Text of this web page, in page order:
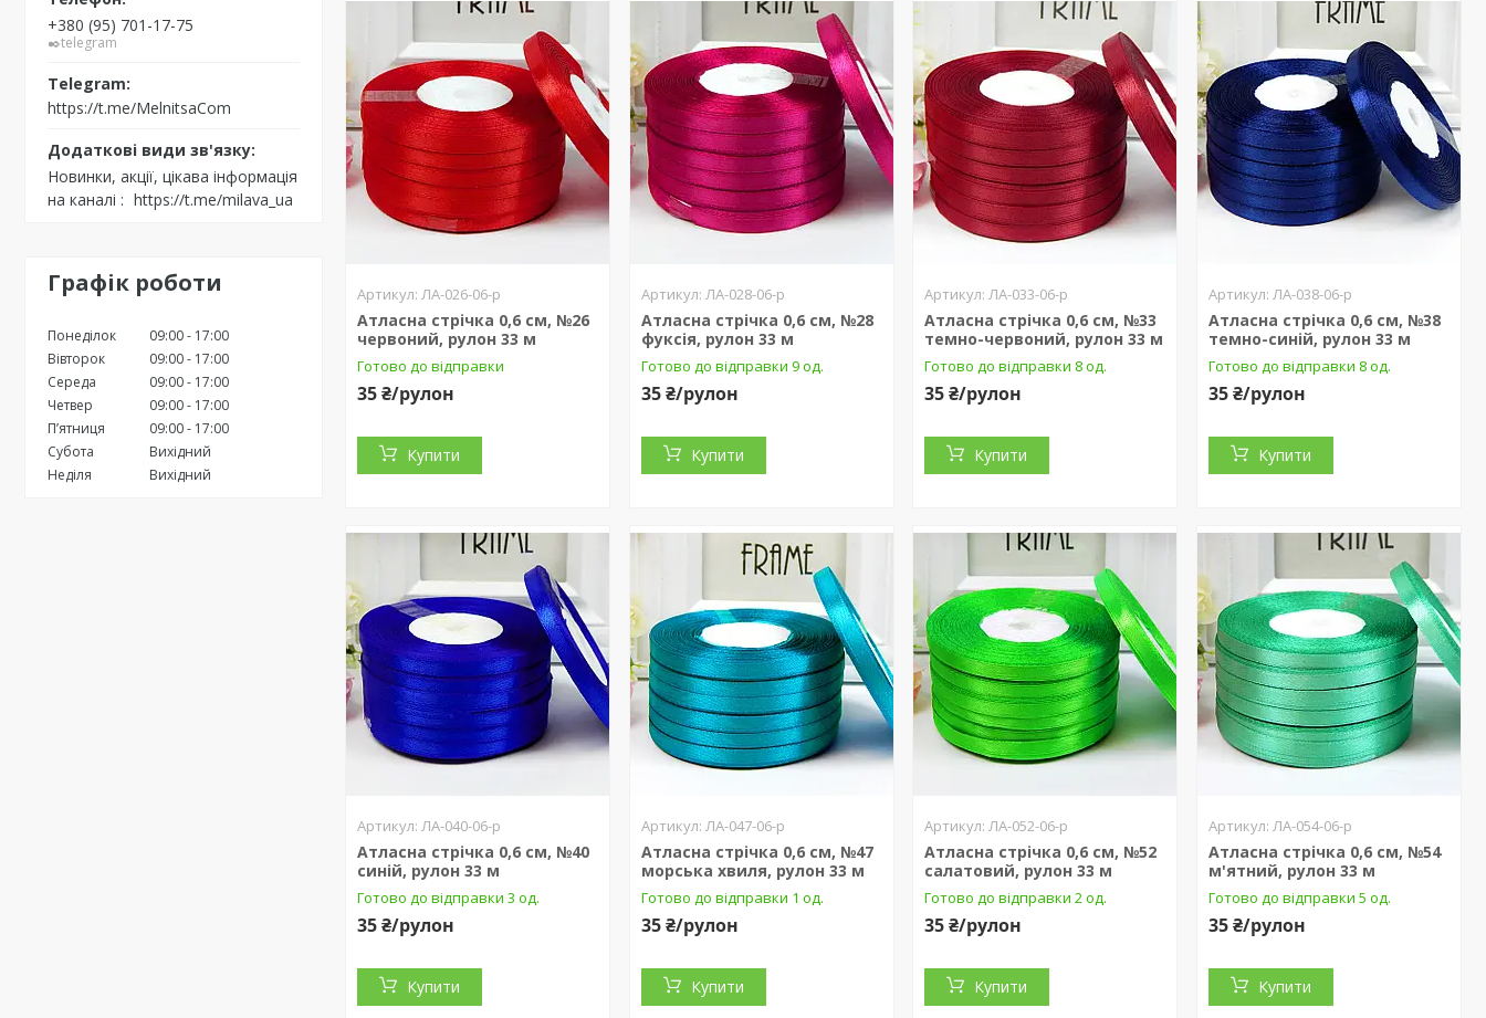
+380 (95) 701-17-75
✒️telegram
https://t.me/MelnitsaCom
Новинки, акції, цікава інформація
на каналі
https://t.me/milava_ua
Графік роботи
Понеділок 09:00
17:00
Вівторок
09:00
17:00
Середа
09:00
17:00
Четвер
09:00
17:00
Пʼятниця
09:00
17:00
Субота
Вихідний
Неділя
Вихідний
ЛА-026-06-р
Атласна стрічка 0,6 см, №26
червоний, рулон 33 м
Готово до відправки
35 ₴/рулон
Купити
ЛА-028-06-р
Атласна стрічка 0,6 см, №28
фуксія, рулон 33 м
Готово до відправки 9 од.
35 ₴/рулон
Купити
ЛА-033-06-р
Атласна стрічка 0,6 см, №33
темно-червоний, рулон 33 м
Готово до відправки 8 од.
35 ₴/рулон
Купити
ЛА-038-06-р
Атласна стрічка 0,6 см, №38
темно-синій, рулон 33 м
Готово до відправки 8 од.
35 ₴/рулон
Купити
ЛА-040-06-р
Атласна стрічка 0,6 см, №40
синій, рулон 33 м
Готово до відправки 3 од.
35 ₴/рулон
Купити
ЛА-047-06-р
Атласна стрічка 0,6 см, №47
морська хвиля, рулон 33 м
Готово до відправки 1 од.
35 ₴/рулон
Купити
ЛА-052-06-р
Атласна стрічка 0,6 см, №52
салатовий, рулон 33 м
Готово до відправки 2 од.
35 ₴/рулон
Купити
ЛА-054-06-р
Атласна стрічка 0,6 см, №54
м'ятний, рулон 33 м
Готово до відправки 5 од.
35 ₴/рулон
Купити